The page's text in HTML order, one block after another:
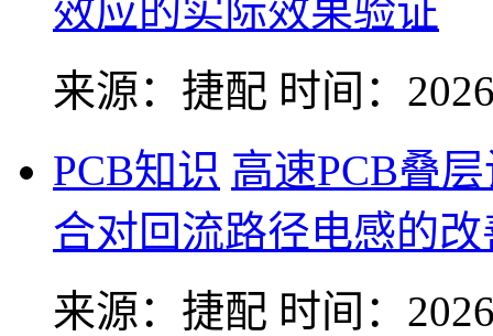
效应的实际效果验证
来源：捷配 时间：
PCB知识 高速PCB叠
合对回流路径电感的改
来源：捷配 时间：